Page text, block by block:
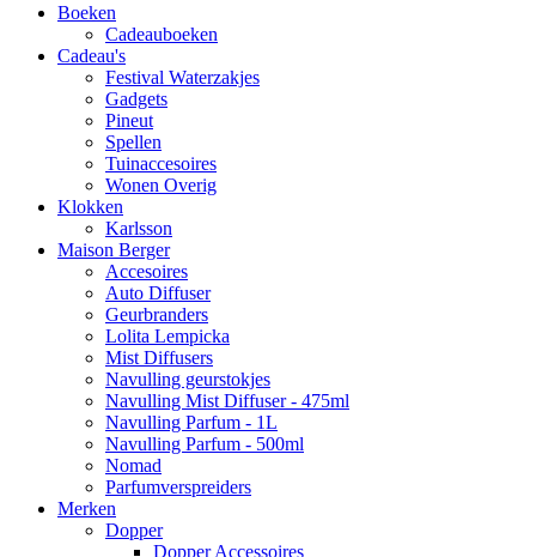
Boeken
Cadeauboeken
Cadeau's
Festival Waterzakjes
Gadgets
Pineut
Spellen
Tuinaccesoires
Wonen Overig
Klokken
Karlsson
Maison Berger
Accesoires
Auto Diffuser
Geurbranders
Lolita Lempicka
Mist Diffusers
Navulling geurstokjes
Navulling Mist Diffuser - 475ml
Navulling Parfum - 1L
Navulling Parfum - 500ml
Nomad
Parfumverspreiders
Merken
Dopper
Dopper Accessoires